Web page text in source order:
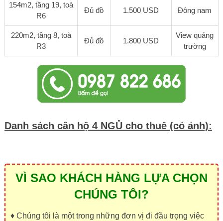
154m2, tầng 19, toà
R6
Đủ đồ 1.500 USD Đông nam
220m2, tầng 8, toà
R3
Đủ đồ 1.800 USD
View quảng
trường
Danh sách căn hộ 4 NGỦ cho thuê (có ảnh):
VÌ SAO KHÁCH HÀNG LỰA CHỌN
CHÚNG TÔI?
♦ Chúng tôi là một trong những đơn vị đi đầu trọng việc